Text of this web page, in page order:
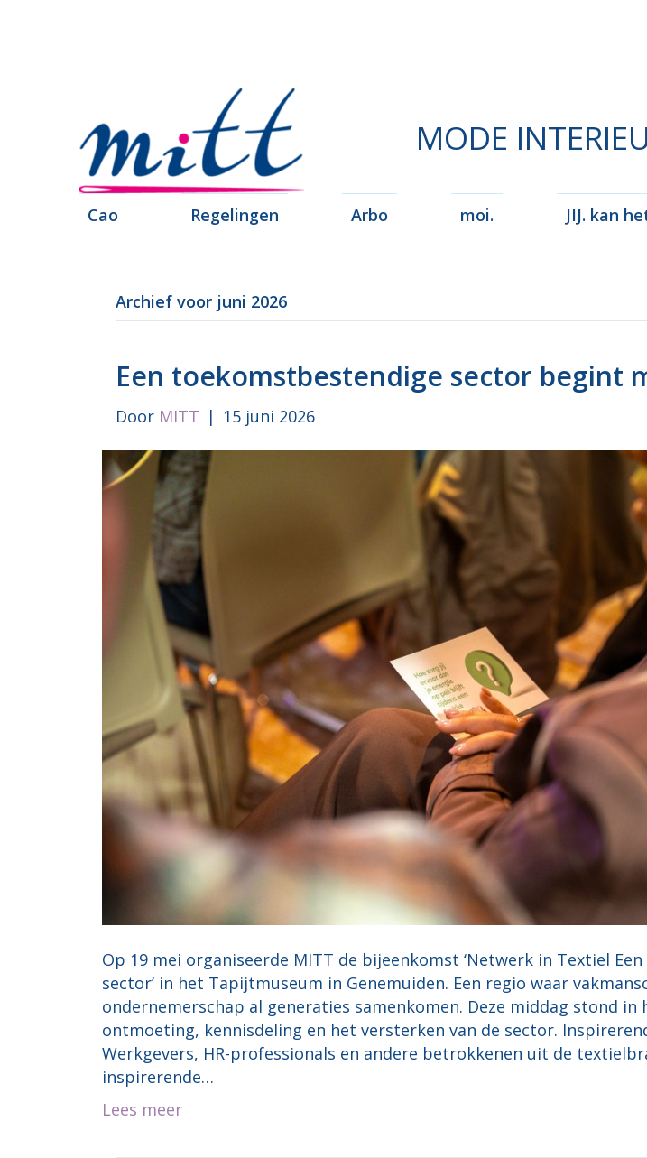
MODE
Cao Regelingen Arbo moi. JIJ. kan
Archief voor juni 2026
Een toekomstbestendige sector begint
Door MITT | 15 juni 2026
Op 19 mei organiseerde MITT de bijeenkomst ‘Netwerk in Textiel
sector’ in het Tapijtmuseum in Genemuiden. Een regio waar
ondernemerschap al generaties samenkomen. Deze middag stond in
ontmoeting, kennisdeling en het versterken van de sector.
Werkgevers, HR-professionals en andere betrokkenen uit de
inspirerende…
Lees meer